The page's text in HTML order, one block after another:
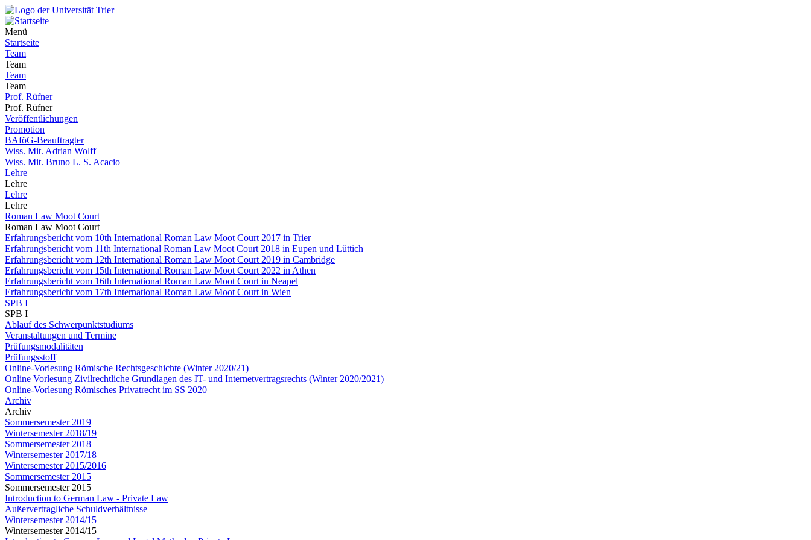
Menü
Startseite
Team
Team
Team
Team
Prof. Rüfner
Prof. Rüfner
Veröffentlichungen
Promotion
BAföG-Beauftragter
Wiss. Mit. Adrian Wolff
Wiss. Mit. Bruno L. S. Acacio
Lehre
Lehre
Lehre
Lehre
Roman Law Moot Court
Roman Law Moot Court
Erfahrungsbericht vom 10th International Roman Law Moot Court 2017 in Trier
Erfahrungsbericht vom 11th International Roman Law Moot Court 2018 in Eupen und Lüttich
Erfahrungsbericht vom 12th International Roman Law Moot Court 2019 in Cambridge
Erfahrungsbericht vom 15th International Roman Law Moot Court 2022 in Athen
Erfahrungsbericht vom 16th International Roman Law Moot Court in Neapel
Erfahrungsbericht vom 17th International Roman Law Moot Court in Wien
SPB I
SPB I
Ablauf des Schwerpunktstudiums
Veranstaltungen und Termine
Prüfungsmodalitäten
Prüfungsstoff
Online-Vorlesung Römische Rechtsgeschichte (Winter 2020/21)
Online Vorlesung Zivilrechtliche Grundlagen des IT- und Internetvertragsrechts (Winter 2020/2021)
Online-Vorlesung Römisches Privatrecht im SS 2020
Archiv
Archiv
Sommersemester 2019
Wintersemester 2018/19
Sommersemester 2018
Wintersemester 2017/18
Wintersemester 2015/2016
Sommersemester 2015
Sommersemester 2015
Introduction to German Law - Private Law
Außervertragliche Schuldverhältnisse
Wintersemester 2014/15
Wintersemester 2014/15